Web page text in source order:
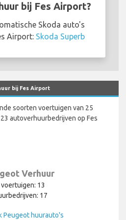
bij Fes Airport?
Skoda auto's
Airport: Skoda Superb
bij Fes Airport
soorten voertuigen van 25
autoverhuurbedrijven op Fes
Verhuur
13
17
Peugeot huurauto's